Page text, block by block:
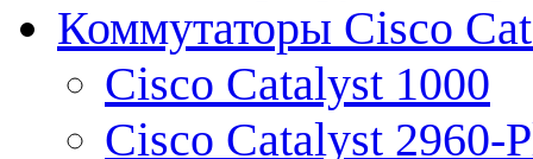
Коммутаторы Cisco
Cisco Catalyst 1000
Cisco Catalyst 2960-